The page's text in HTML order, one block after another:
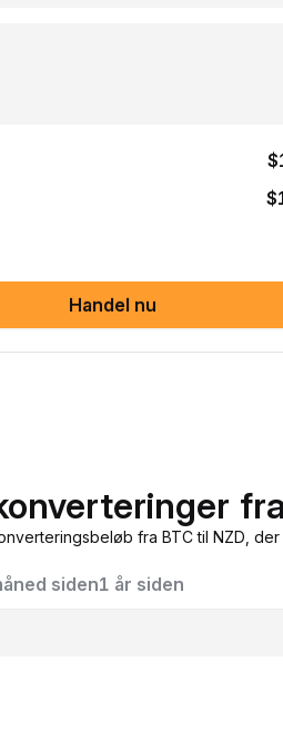
Handel nu
fra BTC til NZD,
siden1 år siden